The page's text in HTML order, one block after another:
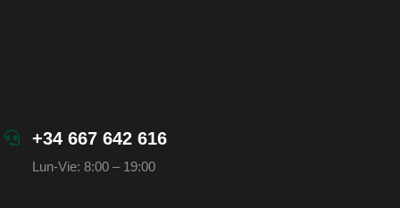
+34 667 642 616
Lun-Vie: 8:00 – 19:00